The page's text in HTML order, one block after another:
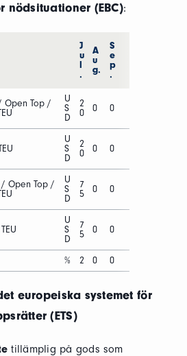
nödsituationer (EBC):
J
u
l
.
A
u
g.
S
e
p
.
Open Top /
U
S
D
2
0
0 0
U
S
D
2
0
0 0
/ Open Top /
U
S
D
7
5
0 0
U
S
D
7
5
0 0
% 2 0 0
europeiska systemet för
(ETS)
tillämplig på gods som